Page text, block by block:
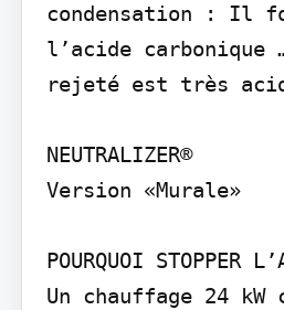
condensation : Il
l’acide carbonique
rejeté est très
NEUTRALIZER®
Version «Murale»
POURQUOI STOPPER
Un chauffage 24 kW